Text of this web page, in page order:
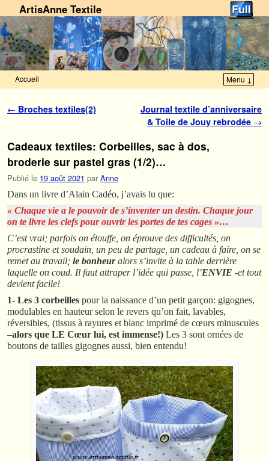
ArtisAnne Textile
Accueil Menu ↓
Navigation des articles
← Broches textiles(2)
Journal textile d’anniversaire
& Toile de Jouy rebrodée →
Cadeaux textiles: Corbeilles, sac à dos,
broderie sur pastel gras (1/2)…
Publié le 19 août 2021 par Anne
Dans un livre d’Alain Cadéo, j’avais lu que:
« Chaque vie a le pouvoir de s’inventer un destin. Chaque jour
on te livre les clefs pour ouvrir les portes de tes cages »…
C’est vrai; parfois on étouffe, on éprouve des difficultés, on
procrastine et soudain, un peu de partage, un cadeau à faire, on se
remet au travail; le bonheuralors s’invite à la table derrière
laquelle on coud. Il faut attraper l’idée qui passe, l’ENVIE -et tout
devient facile!
1- Les 3 corbeilles pour la naissance d’un petit garçon: gigognes,
modulables en hauteur selon le revers qu’on fait, lavables,
réversibles, (tissus à rayures et blanc imprimé de cœurs minuscules
–alors que LE Cœur lui, est immense!) Les 3 sont ornées de
boutons de tailles gigognes aussi, bien entendu!